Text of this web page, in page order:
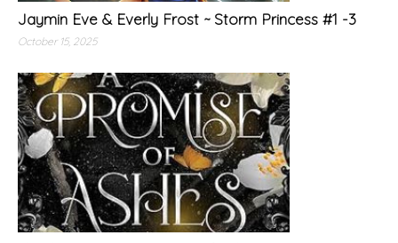
Jaymin Eve & Everly Frost ~ Storm Princess #1 -3
October 15, 2025